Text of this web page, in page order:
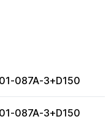
087A-3+D150
087A-3+D150